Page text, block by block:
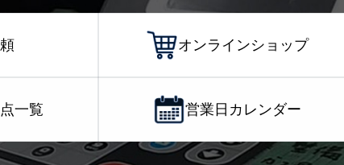
オンラインショップ
一覧 営業日カレンダー